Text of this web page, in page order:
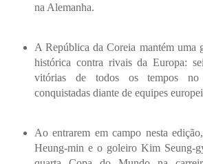
na Alemanha.
A República da Coreia mantém uma
histórica contra rivais da Europa:
vitórias de todos os tempos no
conquistadas diante de equipes
Ao entrarem em campo nesta
Heung-min e o goleiro Kim Seung-